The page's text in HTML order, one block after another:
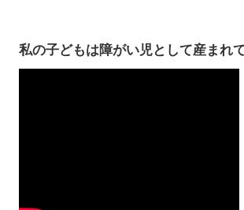
私の子どもは障がい児として産まれ